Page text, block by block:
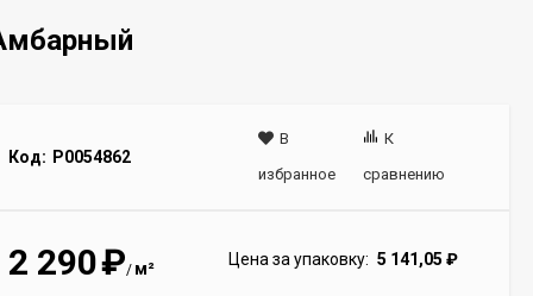
Код: Р0054862
В
избранное
К
сравнению
2 290₽/ м² Цена за упаковку: 5 141,05 ₽